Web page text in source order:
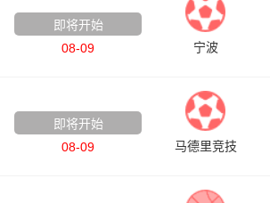
即将开始
08-09
宁波
即将开始
08-09
马德里竞技